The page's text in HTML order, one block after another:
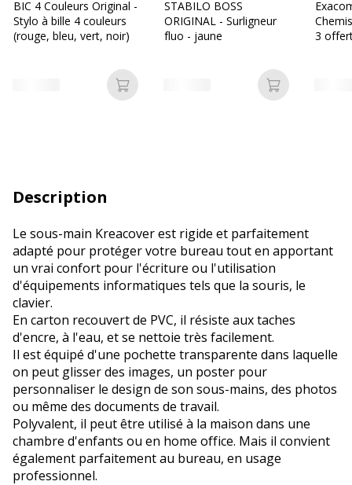
BIC 4 Couleurs Original -
Stylo à bille 4 couleurs
(rouge, bleu, vert, noir)
Ajouter au panier
STABILO BOSS
ORIGINAL - Surligneur
fluo - jaune
Ajouter au
3
Description
Le sous-main Kreacover est rigide et parfaitement
adapté pour protéger votre bureau tout en apportant
un vrai confort pour l'écriture ou l'utilisation
d'équipements informatiques tels que la souris, le
clavier.
En carton recouvert de PVC, il résiste aux taches
d'encre, à l'eau, et se nettoie très facilement.
Il est équipé d'une pochette transparente dans laquelle
on peut glisser des images, un poster pour
personnaliser le design de son sous-mains, des photos
ou même des documents de travail.
Polyvalent, il peut être utilisé à la maison dans une
chambre d'enfants ou en home office. Mais il convient
également parfaitement au bureau, en usage
professionnel.